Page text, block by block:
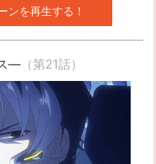
ンを再生する！
― （第21話）